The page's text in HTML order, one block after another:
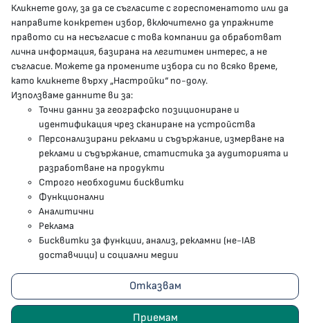
МЗ В СОЦИАЛНИТЕ МРЕЖИ
Facebook страница
Instragram профил
YouTube канал
Threads профил
Карта на сайта
Бисквитки
Условия за използване
Поверителност
2023 - 2026 © Министерство на здравеопазването
Кликнете долу, за да се съгласите с гореспоменатото или да
направите конкретен избор, включително да упражните
правото си на несъгласие с това компании да обработват
лична информация, базирана на легитимен интерес, а не
съгласие. Можете да промените избора си по всяко време,
като кликнете върху „Настройки“ по-долу.
Използваме данните ви за:
Точни данни за географско позициониране и
идентификация чрез сканиране на устройства
Персонализирани реклами и съдържание, измерване на
реклами и съдържание, статистика за аудиторията и
разработване на продукти
Строго необходими бисквитки
Функционални
Аналитични
Реклама
Бисквитки за функции, анализ, рекламни (не-IAB
доставчици) и социални медии
Отказвам
Приемам